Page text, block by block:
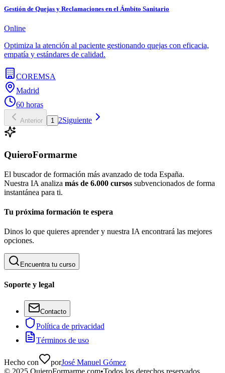
Gestión de Quejas y Reclamaciones en el Ámbito Sanitario
Online
Optimiza la atención al paciente gestionando quejas con eficacia,
empatía y estándares de calidad.
COREMSA
Madrid
60 horas
Anterior 1 2Siguiente
QuieroFormarme
El buscador de formación más avanzado de toda España.
Nuestra IA analiza más de 6.000 cursos subvencionados de forma
instantánea para ti.
Tu próxima formación te espera
Dinos lo que quieres aprender y nuestra IA encontrará las mejores
opciones.
Encuentra tu curso
Soporte y legal
Contacto
Política de privacidad
Términos de uso
Hecho con porJosé Manuel Gómez
© 2025 QuieroFormarme.com•Todos los derechos reservados